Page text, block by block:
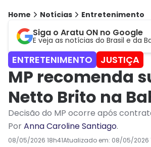
Home Notícias Entretenimento
Siga o Aratu ON no Google
E veja as notícias do Brasil e da
ENTRETENIMENTO JUSTIÇA
MP recomenda
Netto Brito na
Decisão do MP ocorre após
PorAnna Caroline Santiago.
08/05/2026 18h41Atualizado em: 08/05/2026